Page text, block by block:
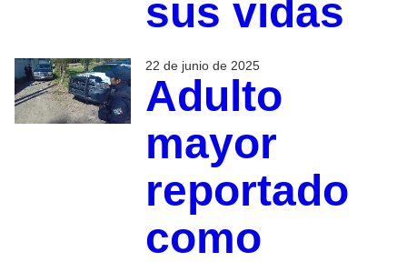
sus vidas
22 de junio de 2025
Adulto
mayor
reportado
como